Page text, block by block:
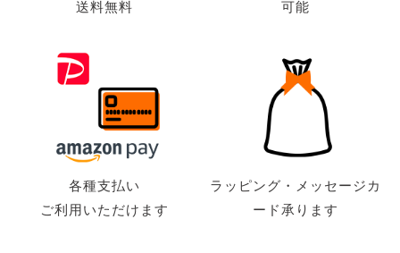
送料無料 可能
各種支払い
ご利用いただけます
ラッピング・メッセージカ
ード承ります